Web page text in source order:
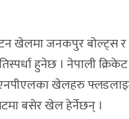
खेलमा जनकपुर बोल्ट्स र
हुनेछ । नेपाली
खेलहरु
बसेर खेल हेर्नेछन् ।